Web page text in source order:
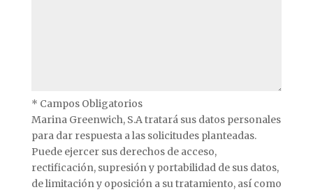
* Campos Obligatorios
Marina Greenwich, S.A tratará sus datos personales
para dar respuesta a las solicitudes planteadas.
Puede ejercer sus derechos de acceso,
rectificación, supresión y portabilidad de sus datos,
de limitación y oposición a su tratamiento, así como